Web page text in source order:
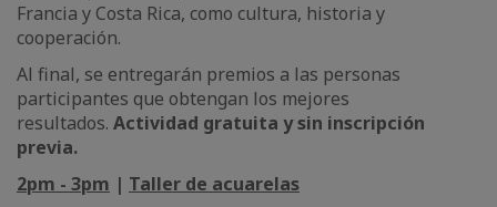
Francia y Costa Rica, como cultura, historia y
cooperación.
Al final, se entregarán premios a las personas
participantes que obtengan los mejores
resultados. Actividad gratuita y sin inscripción
previa.
2pm - 3pm | Taller de acuarelas